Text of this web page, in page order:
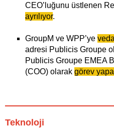
CEO’luğunu üstlenen
ayrılıyor.
GroupM ve WPP’ye
adresi Publicis Groupe
Publicis Groupe EMEA
(COO) olarak görev
Teknoloji